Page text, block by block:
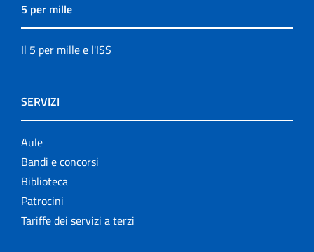
5 per mille
Il 5 per mille e l'ISS
SERVIZI
Aule
Bandi e concorsi
Biblioteca
Patrocini
Tariffe dei servizi a terzi